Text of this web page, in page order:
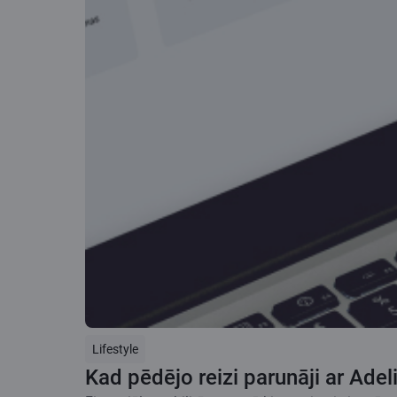
Lifestyle
Kad pēdējo reizi parunāji ar